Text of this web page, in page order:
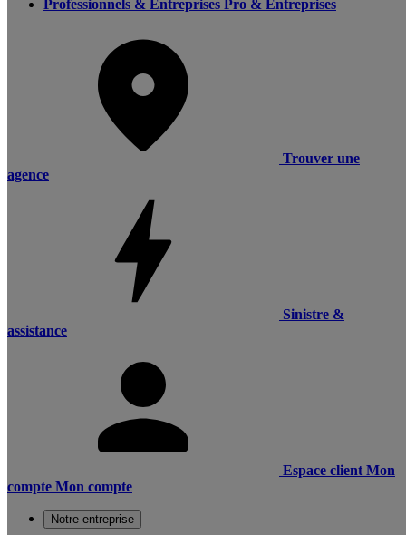
Professionnels & Entreprises Pro & Entreprises
Trouver une
agence
Sinistre &
assistance
Espace client Mon
compte Mon compte
Notre entreprise